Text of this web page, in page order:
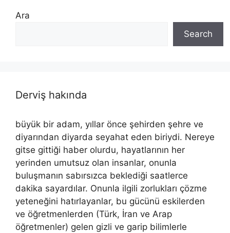
Ara
Search
Derviş hakında
büyük bir adam, yıllar önce şehirden şehre ve
diyarından diyarda seyahat eden biriydi. Nereye
gitse gittiği haber olurdu, hayatlarının her
yerinden umutsuz olan insanlar, onunla
buluşmanın sabırsızca beklediği saatlerce
dakika sayardılar. Onunla ilgili zorlukları çözme
yeteneğini hatırlayanlar, bu gücünü eskilerden
ve öğretmenlerden (Türk, İran ve Arap
öğretmenler) gelen gizli ve garip bilimlerle